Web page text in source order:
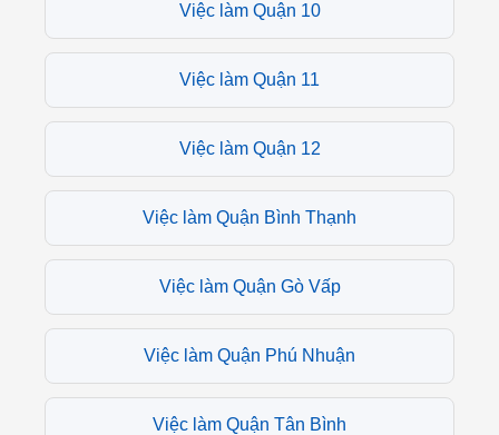
Việc làm Quận 10
Việc làm Quận 11
Việc làm Quận 12
Việc làm Quận Bình Thạnh
Việc làm Quận Gò Vấp
Việc làm Quận Phú Nhuận
Việc làm Quận Tân Bình